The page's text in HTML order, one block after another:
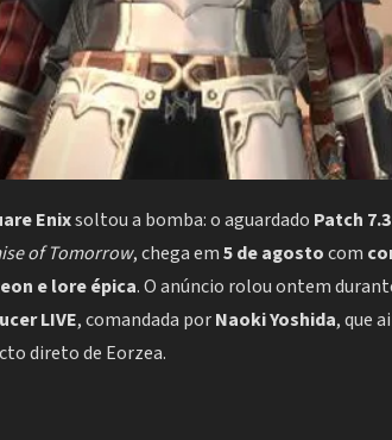
Enixsoltou a bomba: o aguardado Patch
of Tomorrow, chega em5 de agostocom
e lore épica. O anúncio rolou ontem
LIVE, comandada porNaoki Yoshida, que
direto de Eorzea.